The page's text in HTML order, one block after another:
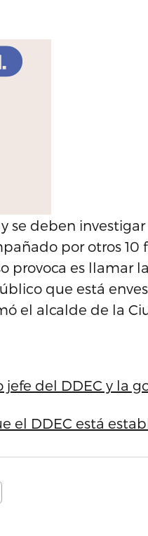
y se deben
por otros
provoca es llamar
que está
el alcalde de la
jefe del DDEC y la
el DDEC está